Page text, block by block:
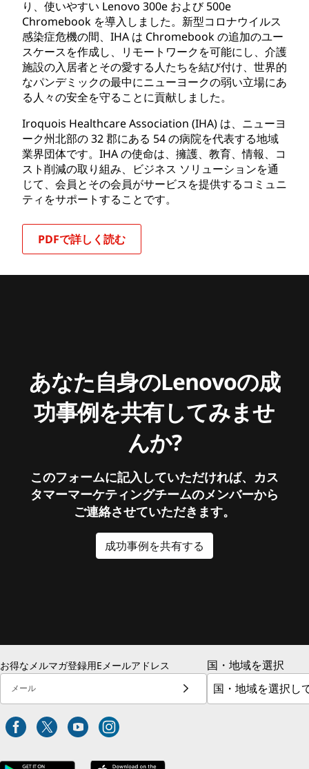
り、使いやすい Lenovo 300e および 500e
Chromebook を導入しました。新型コロナウイルス
感染症危機の間、IHA は Chromebook の追加のユー
スケースを作成し、リモートワークを可能にし、介護
施設の入居者とその愛する人たちを結び付け、世界的
なパンデミックの最中にニューヨークの弱い立場にあ
る人々の安全を守ることに貢献しました。
Iroquois Healthcare Association (IHA) は、ニューヨ
ーク州北部の 32 郡にある 54 の病院を代表する地域
業界団体です。IHA の使命は、擁護、教育、情報、コ
スト削減の取り組み、ビジネス ソリューションを通
じて、会員とその会員がサービスを提供するコミュニ
ティをサポートすることです。
PDFで詳しく読む
あなた自身のLenovoの成
功事例を共有してみませ
んか?
このフォームに記入していただければ、カス
タマーマーケティングチームのメンバーから
ご連絡させていただきます。
成功事例を共有する
お得なメルマガ登録用Eメールアドレス
メール
国・地域を選択